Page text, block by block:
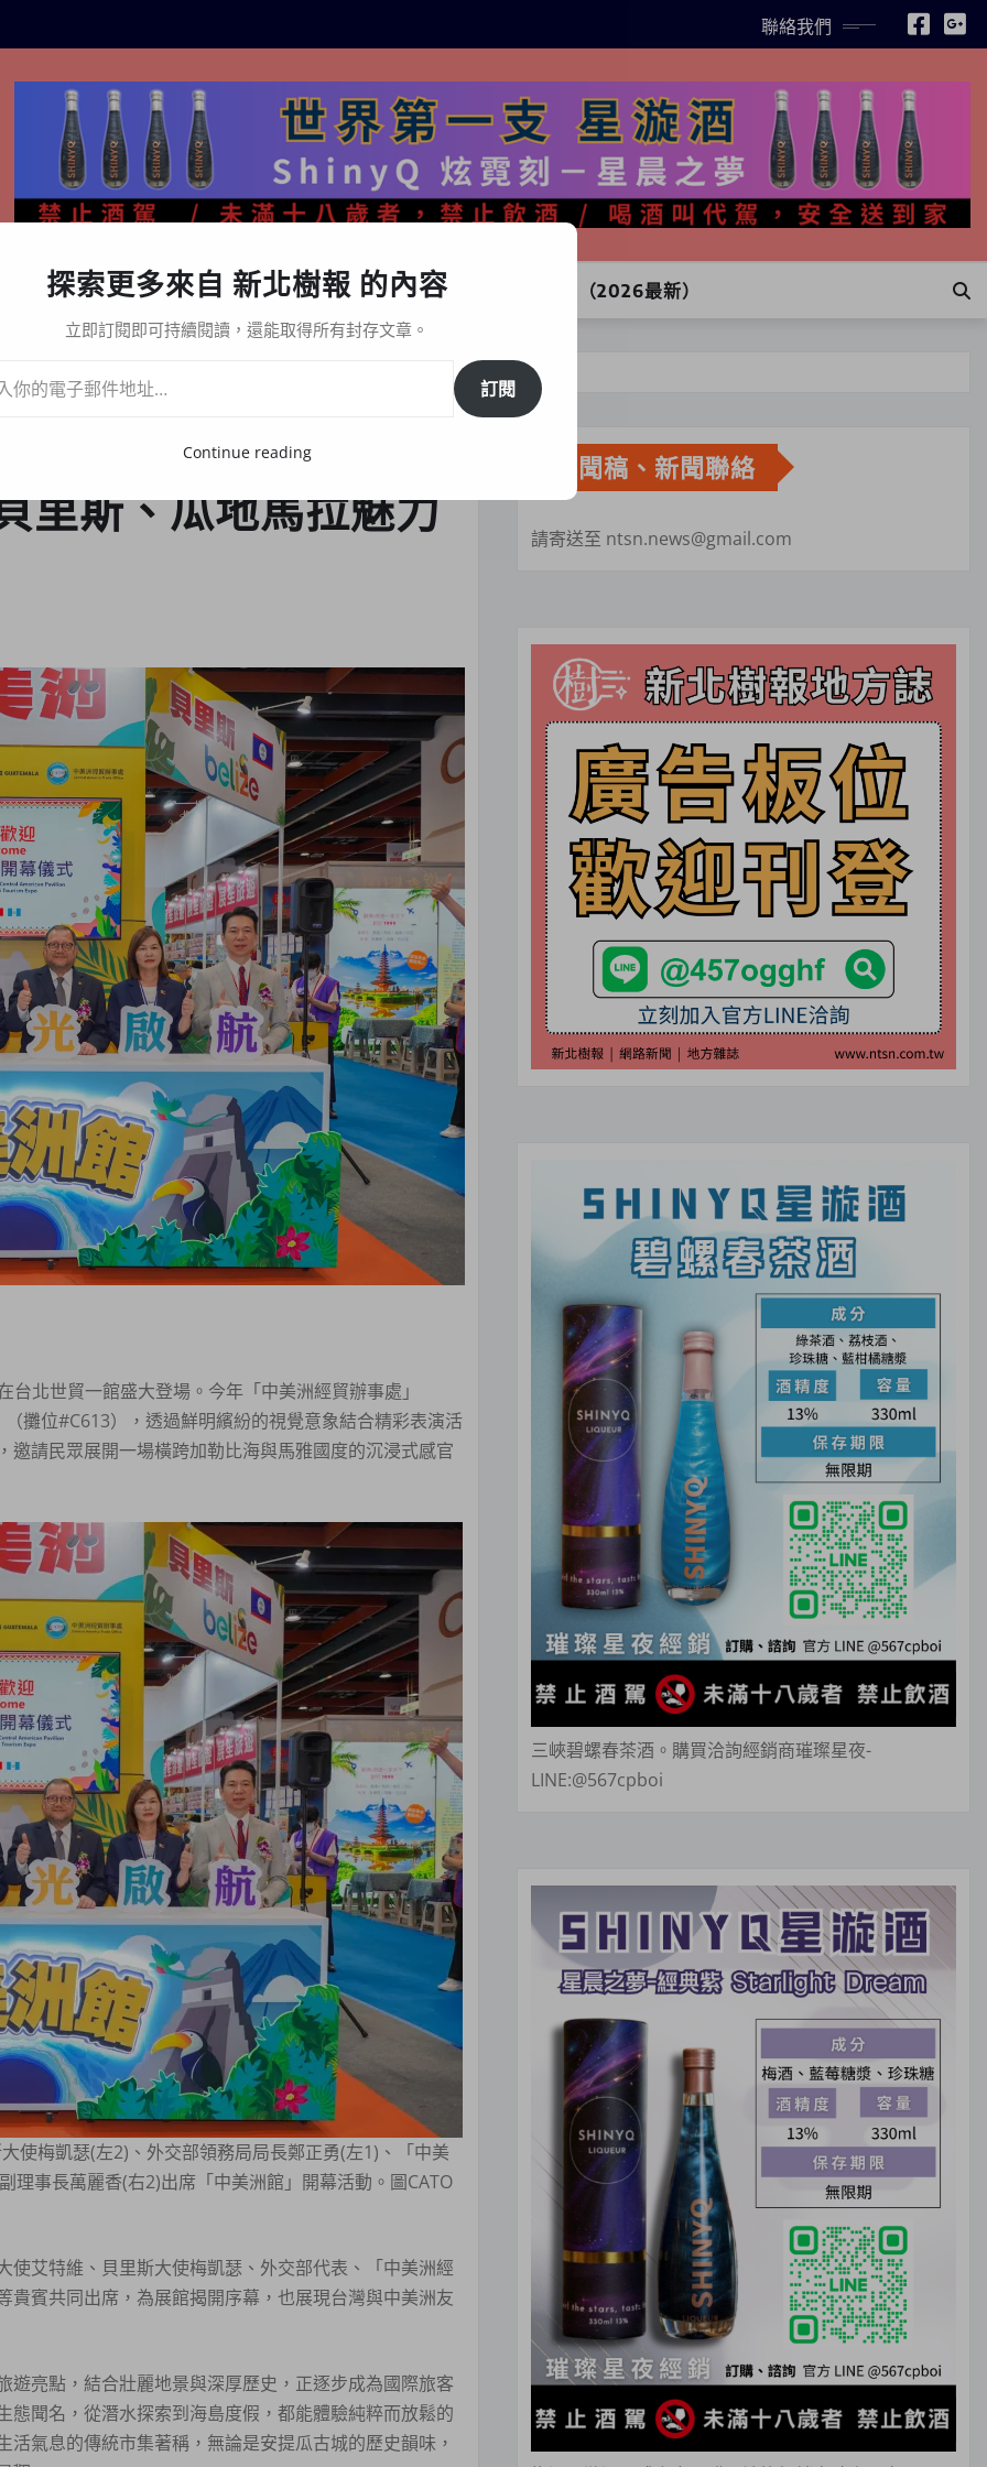
聯絡我們
活百態 關於樹報 星漩酒哪裡買｜官方購買通路與LINE訂購（2026最新）
里斯、瓜地馬拉魅力
北世貿一館盛大登場。今年「中美洲經貿辦事處」
攤位#C613），透過鮮明繽紛的視覺意象結合精彩表演活
請民眾展開一場橫跨加勒比海與馬雅國度的沉浸式感官
使梅凱瑟(左2)、外交部領務局局長鄭正勇(左1)、「中美
事長萬麗香(右2)出席「中美洲館」開幕活動。圖CATO
艾特維、貝里斯大使梅凱瑟、外交部代表、「中美洲經
賓共同出席，為展館揭開序幕，也展現台灣與中美洲友
亮點，結合壯麗地景與深厚歷史，正逐步成為國際旅客
聞名，從潛水探索到海島度假，都能體驗純粹而放鬆的
氣息的傳統市集著稱，無論是安提瓜古城的歷史韻味，
新聞稿、新聞聯絡
請寄送至 ntsn.news@gmail.com
三峽碧螺春茶酒。購買洽詢經銷商璀璨星夜-
LINE:@567cpboi
探索更多來自 新北樹報 的內容
立即訂閱即可持續閱讀，還能取得所有封存文章。
訂閱
Continue reading